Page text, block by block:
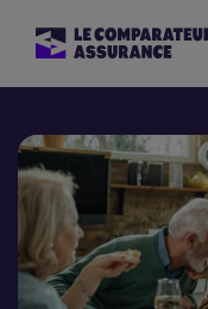
Mutuelle Santé
Assurance Moto